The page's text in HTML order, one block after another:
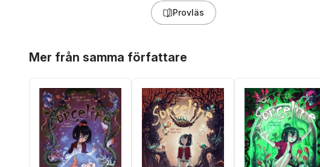
Provläs
Mer från samma författare